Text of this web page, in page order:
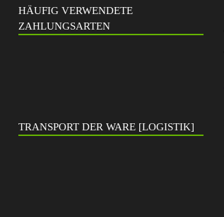
HÄUFIG VERWENDETE
ZAHLUNGSARTEN
TRANSPORT DER WARE [LOGISTIK]